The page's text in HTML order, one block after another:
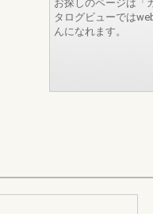
お探しのページは「
タログビューでは
んになれます。